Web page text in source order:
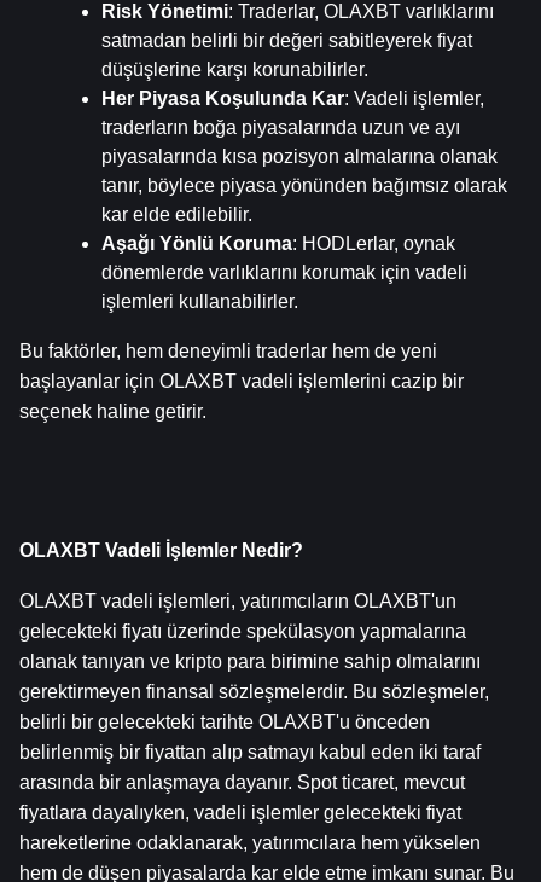
Risk Yönetimi: Traderlar, OLAXBT varlıklarını
satmadan belirli bir değeri sabitleyerek fiyat
düşüşlerine karşı korunabilirler.
Her Piyasa Koşulunda Kar: Vadeli işlemler,
traderların boğa piyasalarında uzun ve ayı
piyasalarında kısa pozisyon almalarına olanak
tanır, böylece piyasa yönünden bağımsız olarak
kar elde edilebilir.
Aşağı Yönlü Koruma: HODLerlar, oynak
dönemlerde varlıklarını korumak için vadeli
işlemleri kullanabilirler.
Bu faktörler, hem deneyimli traderlar hem de yeni
başlayanlar için OLAXBT vadeli işlemlerini cazip bir
seçenek haline getirir.
OLAXBT Vadeli İşlemler Nedir?
OLAXBT vadeli işlemleri, yatırımcıların OLAXBT'un
gelecekteki fiyatı üzerinde spekülasyon yapmalarına
olanak tanıyan ve kripto para birimine sahip olmalarını
gerektirmeyen finansal sözleşmelerdir. Bu sözleşmeler,
belirli bir gelecekteki tarihte OLAXBT'u önceden
belirlenmiş bir fiyattan alıp satmayı kabul eden iki taraf
arasında bir anlaşmaya dayanır. Spot ticaret, mevcut
fiyatlara dayalıyken, vadeli işlemler gelecekteki fiyat
hareketlerine odaklanarak, yatırımcılara hem yükselen
hem de düşen piyasalarda kar elde etme imkanı sunar. Bu